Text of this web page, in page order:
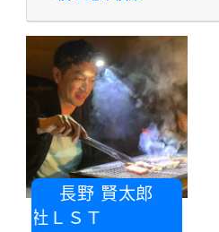
長野 賢太郎
社ＬＳＴ